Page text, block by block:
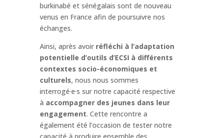
burkinabé et sénégalais sont de nouveau
venus en France afin de poursuivre nos
échanges.
Ainsi, après avoir réfléchi à l’adaptation
potentielle d’outils d’ECSI à différents
contextes socio-économiques et
culturels, nous nous sommes
interrogé·e·s sur notre capacité respective
à accompagner des jeunes dans leur
engagement. Cette rencontre a
également été l’occasion de tester notre
capacité à produire ensemble des